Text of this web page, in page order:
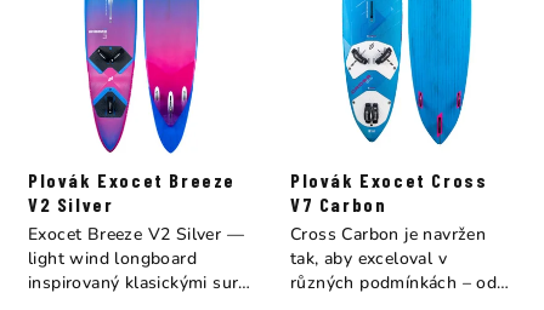
Plovák Exocet Breeze
V2 Silver
Exocet Breeze V2 Silver —
light wind longboard
inspirovaný klasickými surf
Plovák Exocet Cross
V7 Carbon
Cross Carbon je navržen
tak, aby exceloval v
různých podmínkách – od